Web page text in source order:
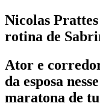
Nicolas
rotina de
Ator e
da esposa
maratona de